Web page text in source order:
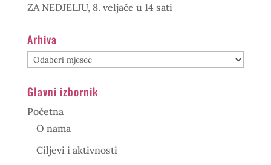
ZA NEDJELJU, 8. veljače u 14 sati
Arhiva
Arhiva
Glavni izbornik
Početna
O nama
Ciljevi i aktivnosti